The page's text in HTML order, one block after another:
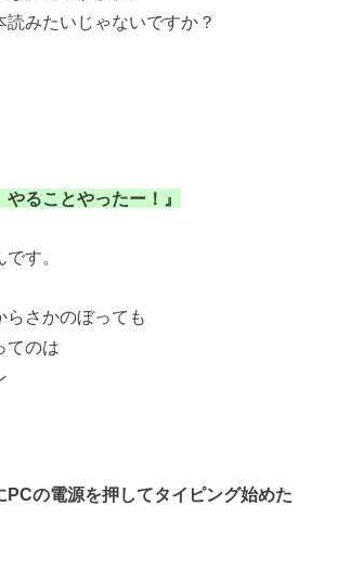
みたいじゃないですか？
やることやったー！』
す。
らさかのぼっても
てのは
PCの電源を押してタイピング始めた